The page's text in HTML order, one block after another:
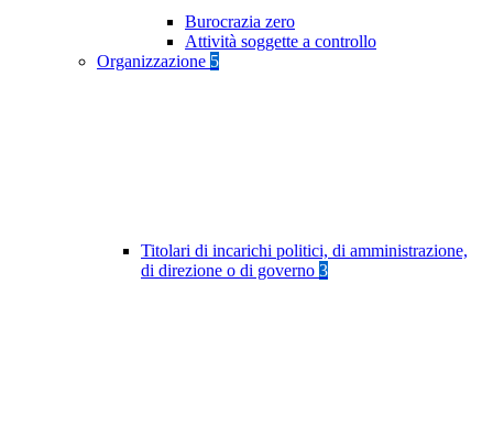
Burocrazia zero
Attività soggette a controllo
Organizzazione 5
Titolari di incarichi politici, di amministrazione,
di direzione o di governo 3